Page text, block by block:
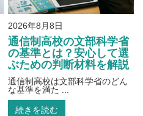
2026年8月8日
通信制高校の文部科学省
の基準とは？安心して選
ぶための判断材料を解説
通信制高校は文部科学省のどん
な基準を満た ...
続きを読む